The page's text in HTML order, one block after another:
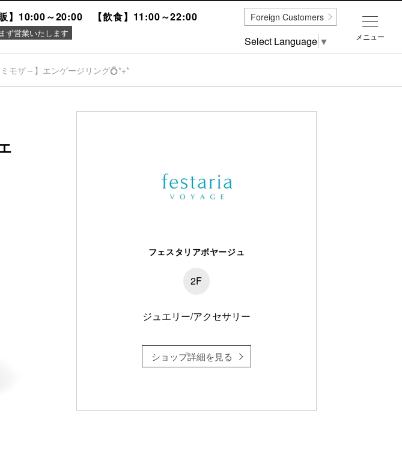
販】10:00～20:00 【飲食】11:00～22:00
ず営業いたします
モザ～】エンゲージリング💍*+*
フェスタリアボヤージュ
2F
ジュエリー/アクセサリー
ショップ詳細を見る
メニュー
Foreign Customers
Select Language ▼